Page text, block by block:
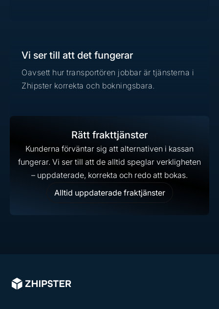
Vi ser till att det fungerar
Oavsett hur transportören jobbar är tjänsterna i
Zhipster korrekta och bokningsbara.
Rätt frakttjänster
Kunderna förväntar sig att alternativen i kassan
fungerar. Vi ser till att de alltid speglar verkligheten
– uppdaterade, korrekta och redo att bokas.
Alltid uppdaterade fraktjänster